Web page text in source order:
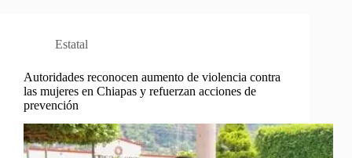
Estatal
Autoridades reconocen aumento de violencia contra
las mujeres en Chiapas y refuerzan acciones de
prevención